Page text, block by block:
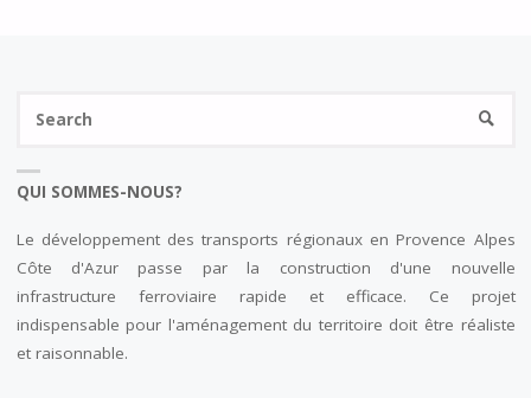
QUI SOMMES-NOUS?
Le développement des transports régionaux en Provence Alpes
Côte d'Azur passe par la construction d'une nouvelle
infrastructure ferroviaire rapide et efficace. Ce projet
indispensable pour l'aménagement du territoire doit être réaliste
et raisonnable.